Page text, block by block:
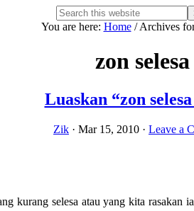
Search
this
Hide
You are here: Home /Archives
zon selesa
Luaskan “zon
Zik · Mar 15, 2010 · Leave a
kurang selesa atau yang kita